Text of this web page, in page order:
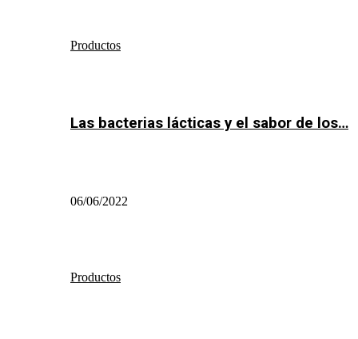
Productos
Las bacterias lácticas y el sabor de los…
06/06/2022
Productos